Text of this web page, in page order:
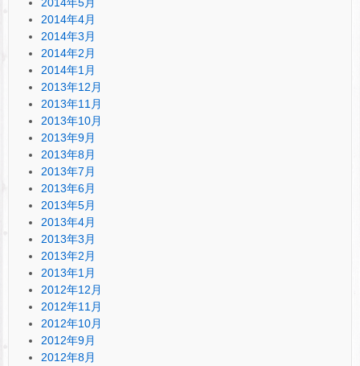
2014年5月
2014年4月
2014年3月
2014年2月
2014年1月
2013年12月
2013年11月
2013年10月
2013年9月
2013年8月
2013年7月
2013年6月
2013年5月
2013年4月
2013年3月
2013年2月
2013年1月
2012年12月
2012年11月
2012年10月
2012年9月
2012年8月